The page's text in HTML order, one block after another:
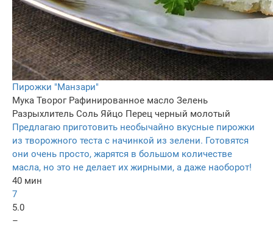
Пирожки "Манзари"
Мука Творог Рафинированное масло Зелень
Разрыхлитель Соль Яйцо Перец черный молотый
Предлагаю приготовить необычайно вкусные пирожки
из творожного теста с начинкой из зелени. Готовятся
они очень просто, жарятся в большом количестве
масла, но это не делает их жирными, а даже наоборот!
40 мин
7
5.0
–